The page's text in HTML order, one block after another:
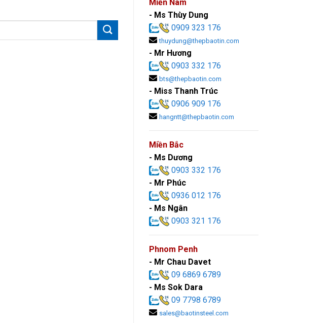
Miền Nam
- Ms Thùy Dung
0909 323 176
thuydung@thepbaotin.com
- Mr Hương
0903 332 176
bts@thepbaotin.com
- Miss Thanh Trúc
0906 909 176
hangntt@thepbaotin.com
Miền Bắc
- Ms Dương
0903 332 176
- Mr Phúc
0936 012 176
- Ms Ngân
0903 321 176
Phnom Penh
- Mr Chau Davet
09 6869 6789
- Ms Sok Dara
09 7798 6789
sales@baotinsteel.com